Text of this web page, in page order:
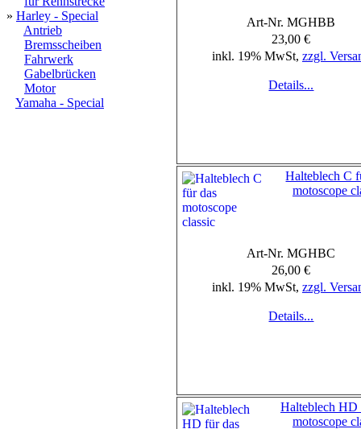
» Harley - Special
Antrieb
Bremsscheiben
Fahrwerk
Gabelbrücken
Motor
Yamaha - Special
Art-Nr. MGHBB
23,00 €
inkl. 19% MwSt, zzgl.
Details...
Halteblech C
motoscope
Art-Nr. MGHBC
26,00 €
inkl. 19% MwSt, zzgl.
Details...
Halteblech HD
motoscope